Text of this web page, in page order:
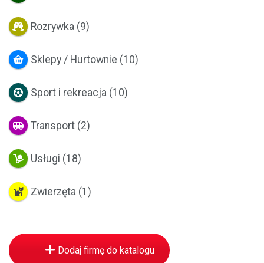
Rozrywka (9)
Sklepy / Hurtownie (10)
Sport i rekreacja (10)
Transport (2)
Usługi (18)
Zwierzęta (1)
Dodaj firmę do katalogu